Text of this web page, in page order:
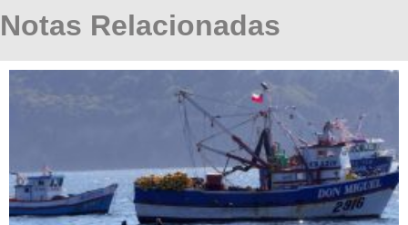
Notas Relacionadas